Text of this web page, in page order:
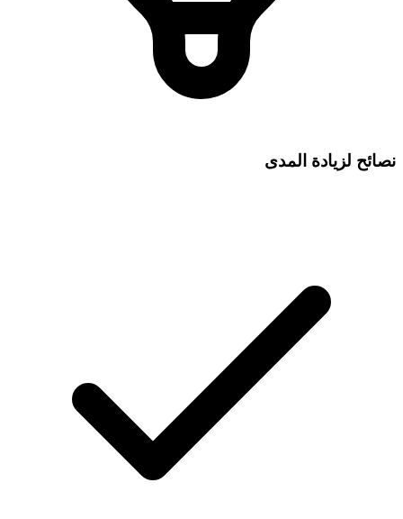
نصائح لزيادة المدى